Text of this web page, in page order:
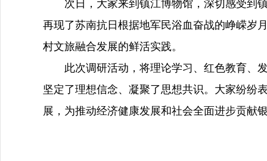
次日，大家来到镇江博物馆，深切感受到镇
再现了苏南抗日根据地军民浴血奋战的峥嵘岁
村文旅融合发展的鲜活实践。
此次调研活动，将理论学习、红色教育、发
坚定了理想信念、凝聚了思想共识。大家纷纷
展，为推动经济健康发展和社会全面进步贡献